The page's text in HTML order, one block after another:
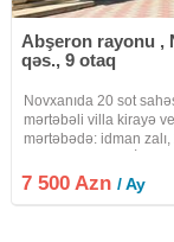
Abşeron rayonu ,
qəs., 9 otaq
Novxanıda 20 sot
mərtəbəli villa kirayə
mərtəbədə: idman zalı,
mətbəx, qonaq otağı, 2
və hamam. 3-cü
7 500 Azn/ Ay